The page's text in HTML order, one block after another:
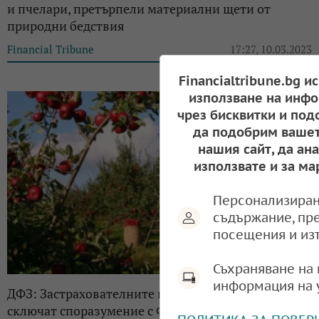
и пчелари, претърпели материални щети от
природни бедствия
Financial Tribune 17:27, 10.03.2023
ДФЗ: Застрахователните компании могат да
сключат споразумение с Фонда за съфинансиране
Financialtribune.bg
използване на
чрез бисквитки и
да подобрим
нашия сайт, да
използвате и за
съдържание,
посещения и
Съхраняване
информация на